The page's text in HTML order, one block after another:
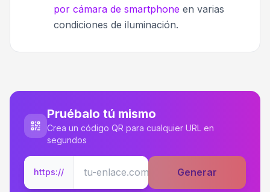
por cámara de smartphone en varias
condiciones de iluminación.
Pruébalo tú mismo
Crea un código QR para cualquier URL en
segundos
https:// Generar